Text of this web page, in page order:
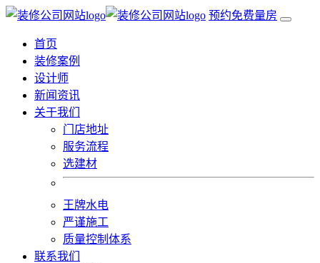
预约免费量房
首页
装修案例
设计师
新闻资讯
关于我们
门店地址
服务流程
选建材
王牌水电
严谨施工
质量控制体系
联系我们